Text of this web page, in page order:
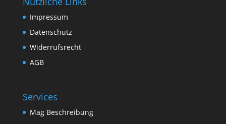
Impressum
Datenschutz
Widerrufsrecht
AGB
Services
Mag Beschreibung